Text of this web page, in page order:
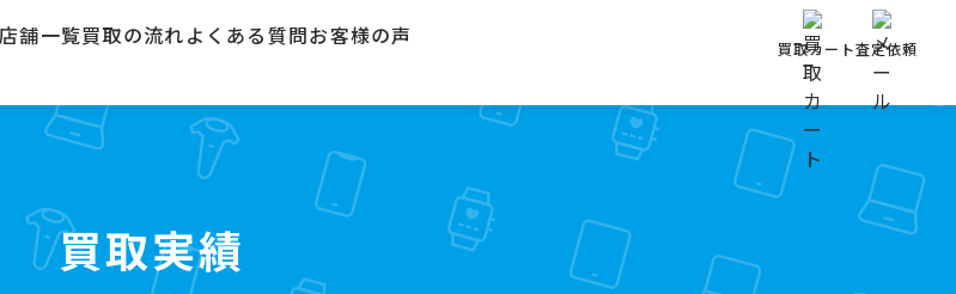
店舗一覧買取の流れよくある質問お客様の声 買取カート査定依頼
買取実績